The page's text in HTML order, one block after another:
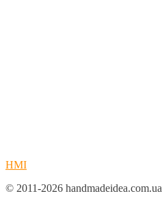
HMI
© 2011-2026 handmadeidea.com.ua